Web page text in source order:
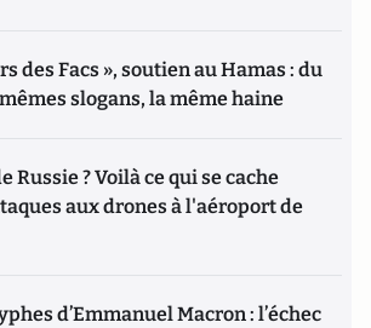
des Facs », soutien au Hamas : du
slogans, la même haine
Russie ? Voilà ce qui se cache
aux drones à l'aéroport de
d’Emmanuel Macron : l’échec